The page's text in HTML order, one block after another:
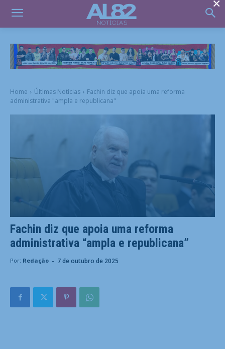
Home Últimas Notícias
Fachin diz que apoia uma reforma
administrativa "ampla e republicana"
Fachin diz que apoia uma reforma
administrativa “ampla e republicana”
Por: Redação - 7 de outubro de 2025